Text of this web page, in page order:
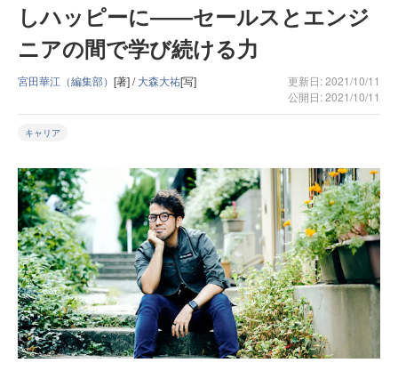
しハッピーに――セールスとエンジ
ニアの間で学び続ける力
宮田華江（編集部） [著] /大森大祐[写]
更新日: 2021/10/11
公開日: 2021/10/11
キャリア